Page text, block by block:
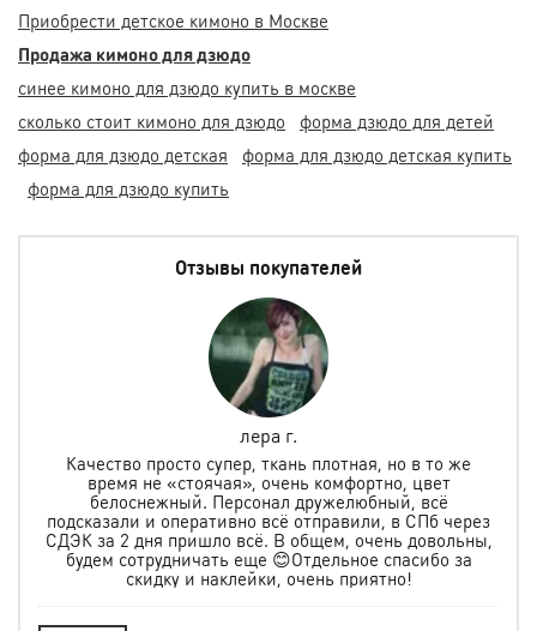
Приобрести детское кимоно в Москве
Продажа кимоно для дзюдо
синее кимоно для дзюдо купить в москве
сколько стоит кимоно для дзюдо
форма дзюдо для детей
форма для дзюдо детская
форма для дзюдо детская купить
форма для дзюдо купить
Отзывы покупателей
лера г.
Качество просто супер, ткань плотная, но в то же
время не «стоячая», очень комфортно, цвет
белоснежный. Персонал дружелюбный, всё
подсказали и оперативно всё отправили, в СПб через
СДЭК за 2 дня пришло всё. В общем, очень довольны,
будем сотрудничать еще 😊Отдельное спасибо за
скидку и наклейки, очень приятно!